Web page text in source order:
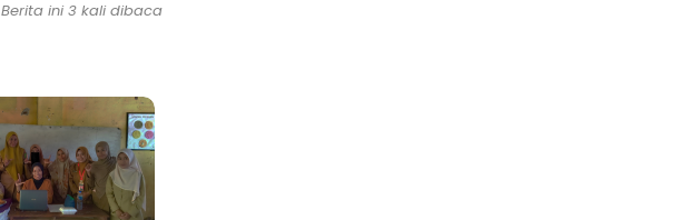
Berita ini 3 kali dibaca